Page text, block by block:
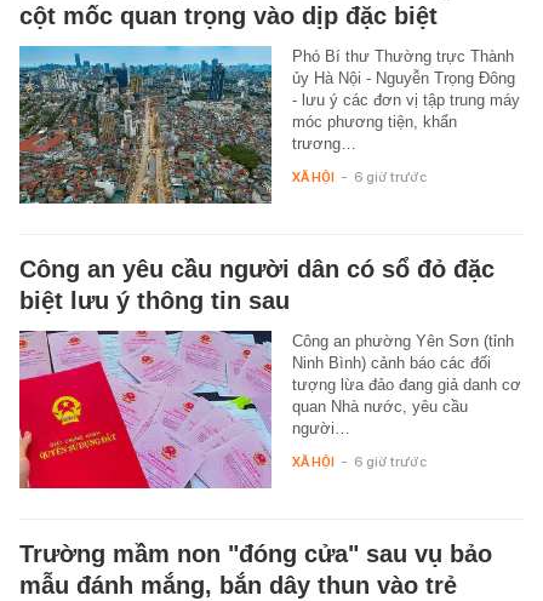
cột mốc quan trọng vào dịp đặc biệt
Phó Bí thư Thường trực Thành
ủy Hà Nội - Nguyễn Trọng Đông
- lưu ý các đơn vị tập trung máy
móc phương tiện, khẩn
trương…
XÃ HỘI - 6 giờ trước
Công an yêu cầu người dân có sổ đỏ đặc
biệt lưu ý thông tin sau
Công an phường Yên Sơn (tỉnh
Ninh Bình) cảnh báo các đối
tượng lừa đảo đang giả danh cơ
quan Nhà nước, yêu cầu
người…
XÃ HỘI - 6 giờ trước
Trường mầm non "đóng cửa" sau vụ bảo
mẫu đánh mắng, bắn dây thun vào trẻ